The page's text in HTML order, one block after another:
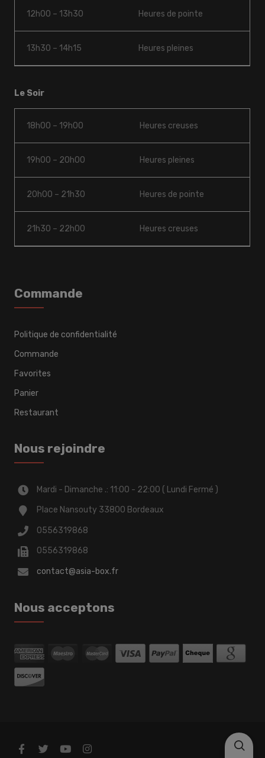
12h00 – 13h30 Heures de pointe
13h30 – 14h15 Heures pleines
Le Soir
18h00 – 19h00 Heures creuses
19h00 – 20h00 Heures pleines
20h00 – 21h30 Heures de pointe
21h30 – 22h00 Heures creuses
Commande
Politique de confidentialité
Commande
Favorites
Panier
Restaurant
Nous rejoindre
Mardi - Dimanche .: 11:00 - 22:00 ( Lundi Fermé )
Place Nansouty 33800 Bordeaux
0556319868
0556319868
contact@asia-box.fr
Nous acceptons